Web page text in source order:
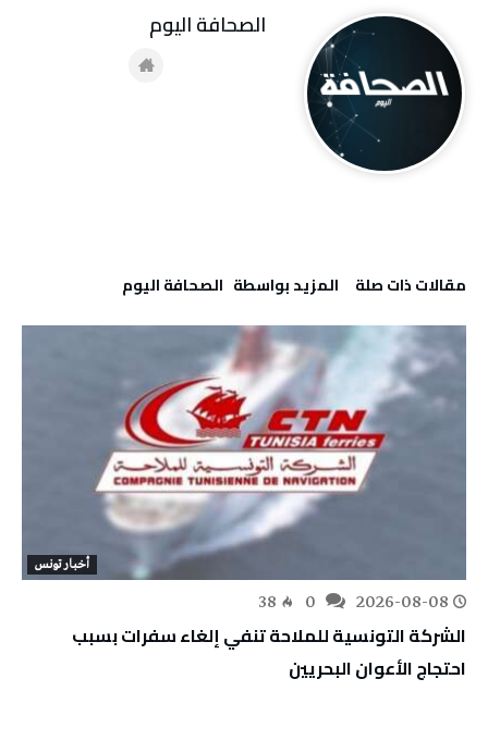
‫مقالات ذات صلة‬ ‫‫المزيد بواسطة‬ ‬ ‭ ‬الصحافة‭ ‬اليوم
أخبار تونس
2026-08-08
38
الشركة التونسية للملاحة تنفي إلغاء سفرات بسبب
احتجاج الأعوان البحريين